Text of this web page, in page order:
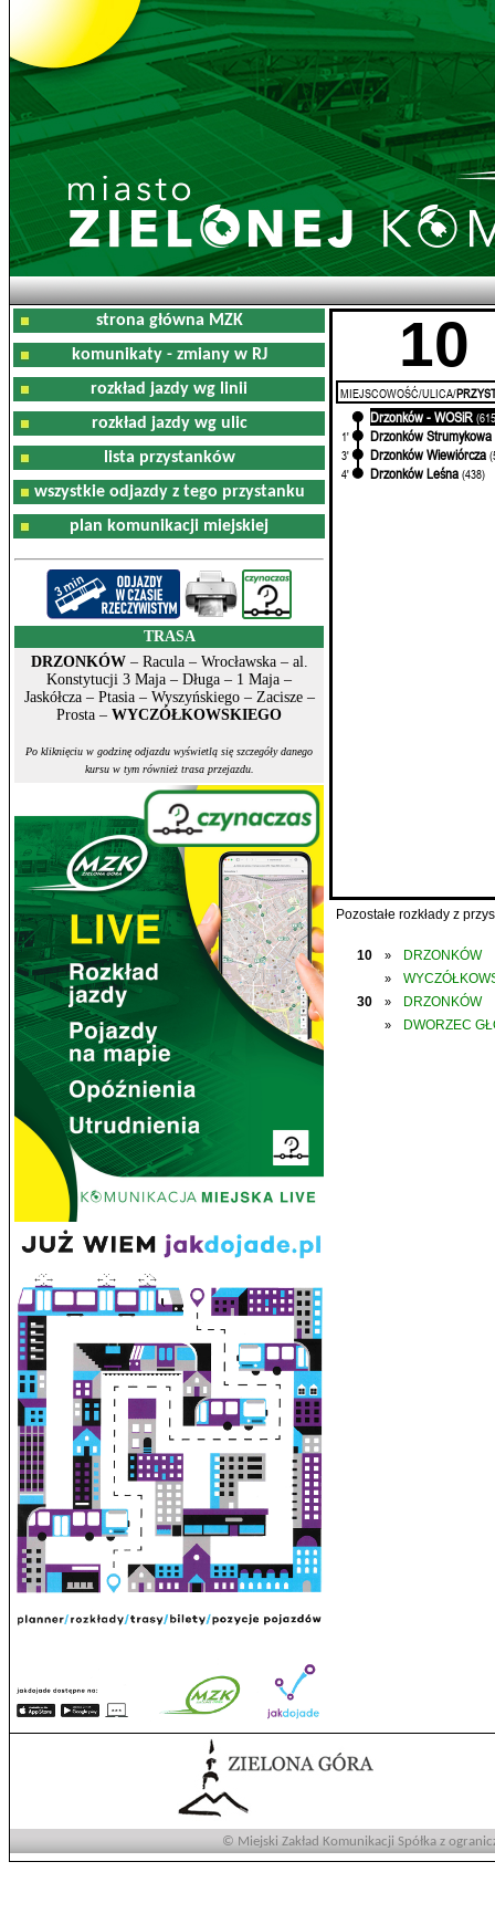
strona główna MZK
komunikaty - zmiany w RJ
rozkład jazdy wg linii
rozkład jazdy wg ulic
lista przystanków
wszystkie odjazdy z tego przystanku
plan komunikacji miejskiej
TRASA
DRZONKÓW– Racula – Wrocławska – al.
Konstytucji 3 Maja – Długa – 1 Maja –
Jaskółcza – Ptasia – Wyszyńskiego – Zacisze –
Prosta – WYCZÓŁKOWSKIEGO
Po kliknięciu w godzinę odjazdu wyświetlą się szczegóły danego
kursu w tym również trasa przejazdu.
10
MIEJSCOWOŚĆ/ULICA/
Drzonków - WOSiR
1'
Drzonków Strumykowa
3' Drzonków Wiewiórcza
4'
Drzonków Leśna (438)
Pozostałe rozkłady z
10 » DRZONKÓW
»
30
» DRZONKÓW
» DWORZEC
© Miejski Zakład Komunikacji Spółka z